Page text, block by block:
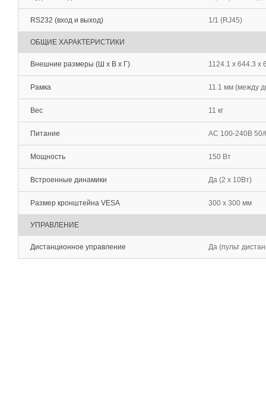
RS232 (вход и выход) 1/1 (RJ45)
ОБЩИЕ ХАРАКТЕРИСТИКИ
Внешние размеры (Ш х В х Г) 1124.1 x 644.3 x
Рамка 11.1 мм (между
Вес 11 кг
Питание AC 100-240В 50/
Мощность 150 Вт
Встроенные динамики Да (2 х 10Вт)
Размер кронштейна VESA 300 x 300 мм
УПРАВЛЕНИЕ
Дистанционное управление Да (пульт